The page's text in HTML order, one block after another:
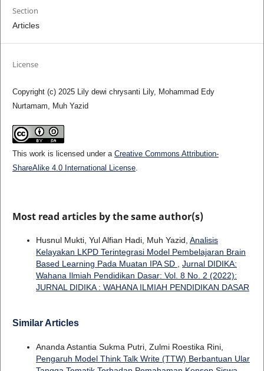
Section
Articles
License
Copyright (c) 2025 Lily dewi chrysanti Lily, Mohammad Edy
Nurtamam, Muh Yazid
This work is licensed under a Creative Commons Attribution-
ShareAlike 4.0 International License.
Most read articles by the same author(s)
Husnul Mukti, Yul Alfian Hadi, Muh Yazid, Analisis
Kelayakan LKPD Terintegrasi Model Pembelajaran Brain
Based Learning Pada Muatan IPA SD
Jurnal DIDIKA:
Wahana Ilmiah Pendidikan Dasar: Vol. 8 No. 2 (2022):
JURNAL DIDIKA : WAHANA ILMIAH PENDIDIKAN DASAR
Similar Articles
Ananda Astantia Sukma Putri, Zulmi Roestika Rini,
Pengaruh Model Think Talk Write (TTW) Berbantuan Ular